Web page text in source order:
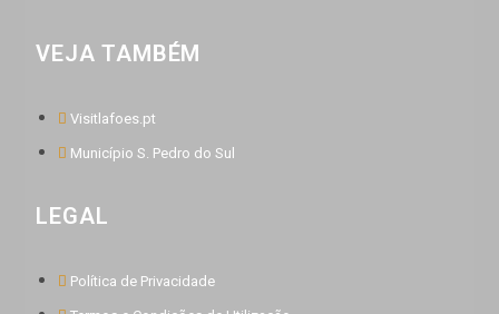
VEJA TAMBÉM
Visitlafoes.pt
Município S. Pedro do Sul
LEGAL
Política de Privacidade